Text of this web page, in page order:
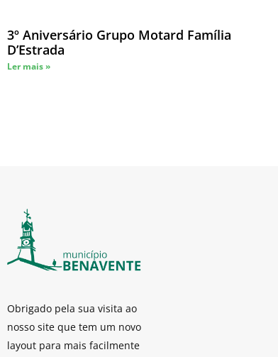
3º Aniversário Grupo Motard Família
D’Estrada
Ler mais »
Obrigado pela sua visita ao
nosso site que tem um novo
layout para mais facilmente